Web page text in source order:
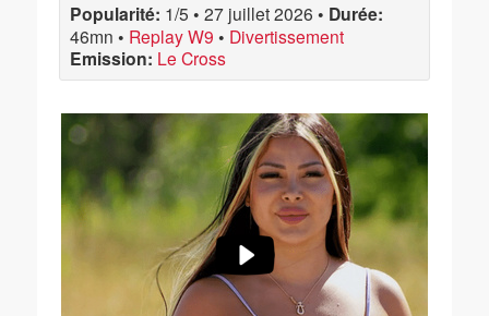
Popularité: 1/5 • 27 juillet 2026 • Durée:
46mn • Replay W9 • Divertissement
Emission: Le Cross